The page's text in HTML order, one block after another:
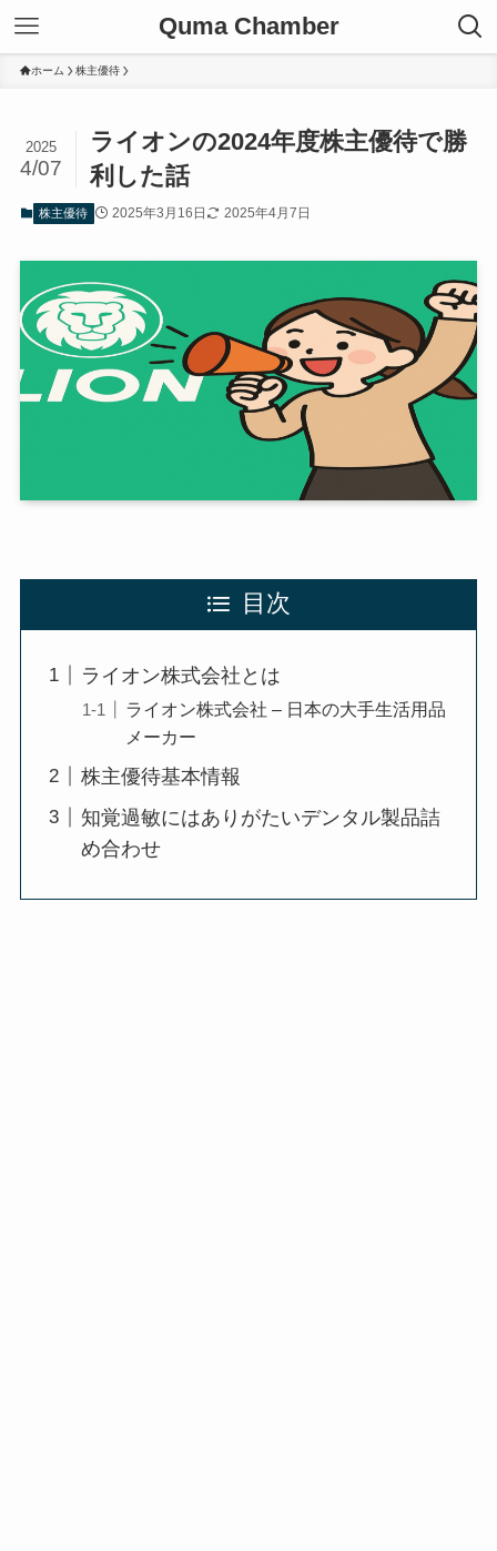
Quma Chamber
ホーム 株主優待
ライオンの2024年度株主優待で勝
利した話
2025
4/07
株主優待 2025年3月16日 2025年4月7日
目次
ライオン株式会社とは
ライオン株式会社 – 日本の大手生活用品
メーカー
株主優待基本情報
知覚過敏にはありがたいデンタル製品詰
め合わせ